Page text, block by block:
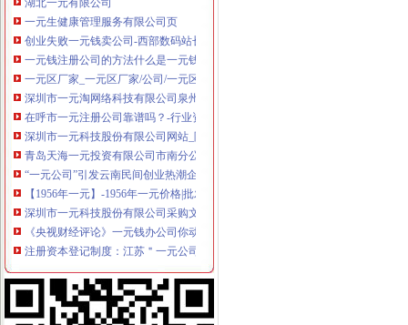
一元生健康管理服务有限公司页
创业失败一元钱卖公司-西部数码站长资讯中心
一元钱注册公司的方法什么是一元钱注册_开店指南_创业社区-商界招
一元区厂家_一元区厂家/公司/一元区供应商-阿里巴巴公司页
深圳市一元淘网络科技有限公司泉州分公司招聘信息_电话_地址-智联
在呼市一元注册公司靠谱吗？-行业资讯-行业资讯-内蒙古立业会计
深圳市一元科技股份有限公司网站_阿里巴巴旺铺
青岛天海一元投资有限公司市南分公司2017新招聘信息_电话_地址-
“一元公司”引发云南民间创业热潮企业注册量猛增-云南网络广播电
【1956年一元】-1956年一元价格|批发-1956年一元公司-页88网
深圳市一元科技股份有限公司采购文员工资待遇（共1人分享）-职业圈
《央视财经评论》一元钱办公司你动心了吗?_经济_央
注册资本登记制度：江苏＂一元公司＂仅有一家——江苏新闻网
【1953年一元】-1953年一元价格|批发-1953年一元公司-页88网
深圳市一元科技股份有限公司|深圳市一元科技股份有限公司网站
河源未发现“一元公司”_要闻_南方网
成都诞生个“一元注册”公司-市场-成都乐居网